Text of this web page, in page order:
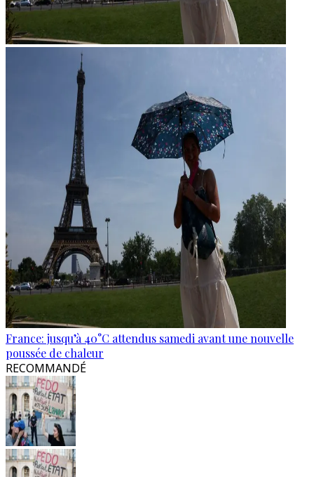
France: jusqu’à 40°C attendus samedi avant une nouvelle
poussée de chaleur
RECOMMANDÉ